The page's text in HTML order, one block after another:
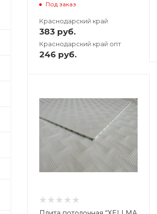
Под заказ
Краснодарский край
383 руб.
Краснодарский край опт
246 руб.